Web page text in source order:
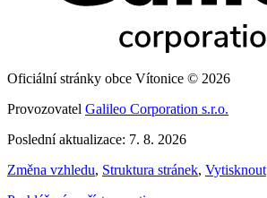
Oficiální stránky obce Vítonice © 2026
Provozovatel Galileo Corporation s.r.o.
Poslední aktualizace: 7. 8. 2026
Změna vzhledu, Struktura stránek, Vytisknout